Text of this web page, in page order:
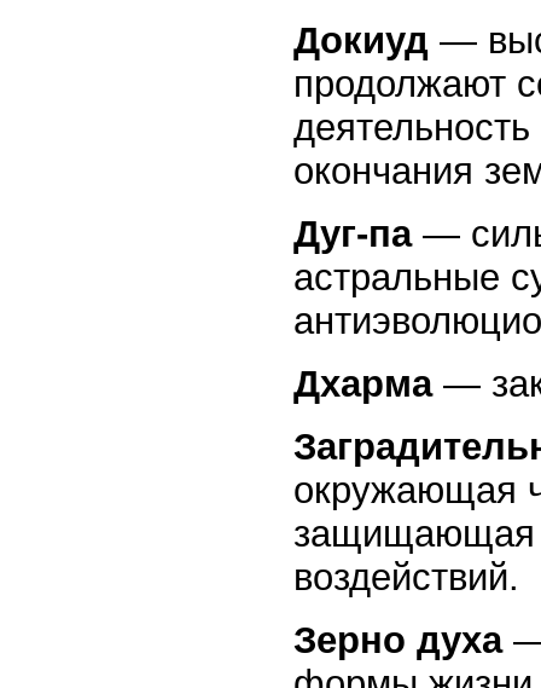
Докиуд —
продолжают
окончания
Дуг-па— силы
астральные
Дхарма—
окружающая
защищающая
воздействий.
Зерно духа—